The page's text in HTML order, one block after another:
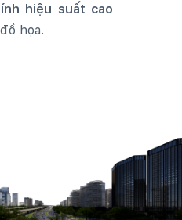
hiệu suất cao
họa.